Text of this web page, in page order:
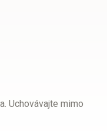
Uchovávajte mimo